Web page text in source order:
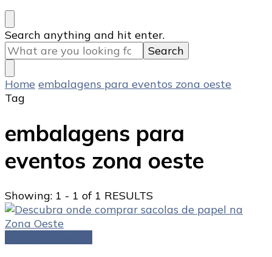
Looking
for
Something?
Search anything and hit enter.
Home embalagens para eventos zona oeste
Tag
embalagens para
eventos zona oeste
Showing: 1 - 1 of 1 RESULTS